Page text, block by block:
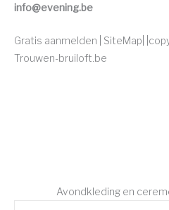
info@evening.be
Gratis aanmelden | SiteMap|
Trouwen-bruiloft.be
Avondkleding en